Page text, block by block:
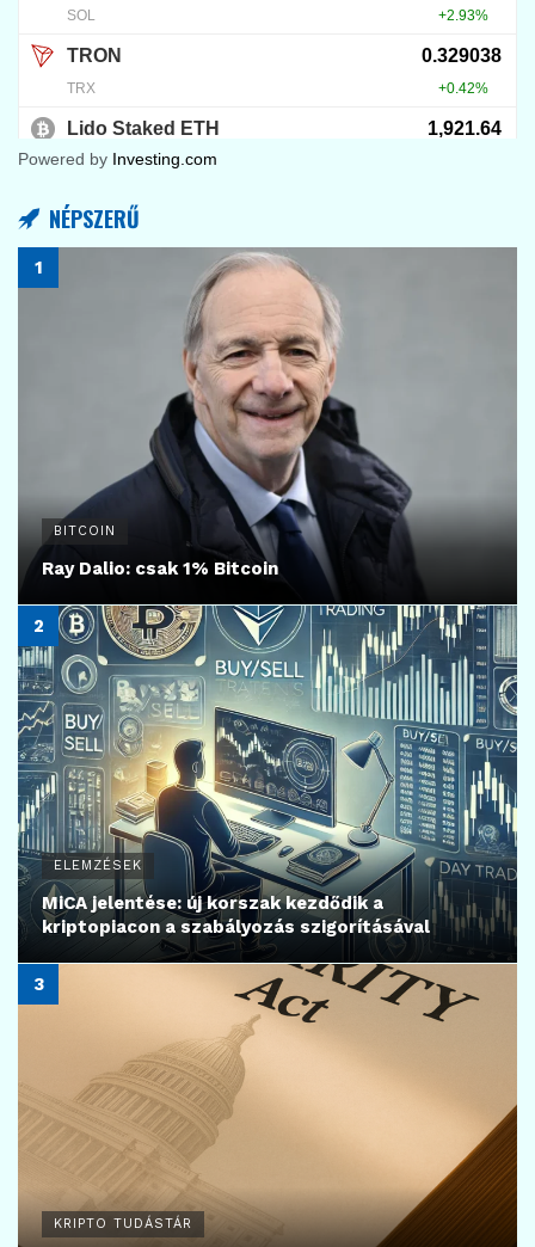
Powered by Investing.com
NÉPSZERŰ
BITCOIN
Ray Dalio: csak 1% Bitcoin
ELEMZÉSEK
MiCA jelentése: új korszak kezdődik a
kriptopiacon a szabályozás szigorításával
KRIPTO TUDÁSTÁR